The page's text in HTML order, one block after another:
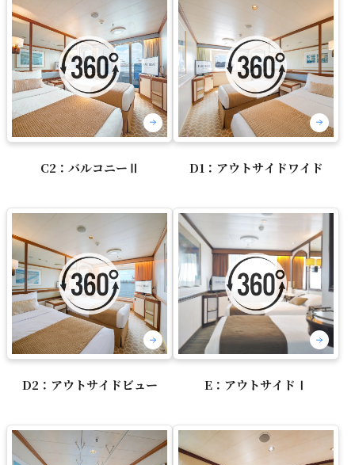
C2：バルコニーⅡ D1：アウトサイドワイド
D2：アウトサイドビュー E：アウトサイドⅠ